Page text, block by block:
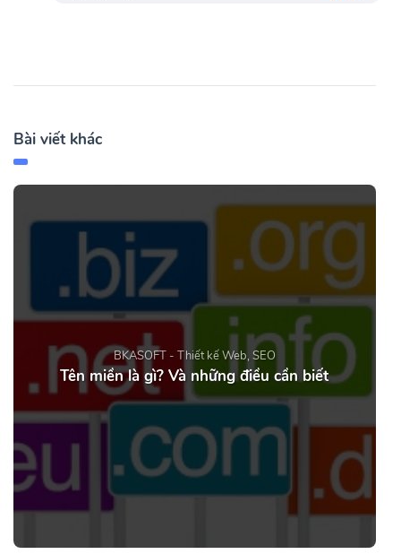
Bài viết khác
BKASOFT - Thiết kế Web, SEO
Tên miền là gì? Và những điều cần biết